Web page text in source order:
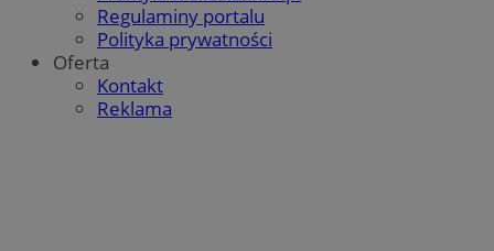
Regulaminy portalu
Polityka prywatności
Oferta
Kontakt
Reklama